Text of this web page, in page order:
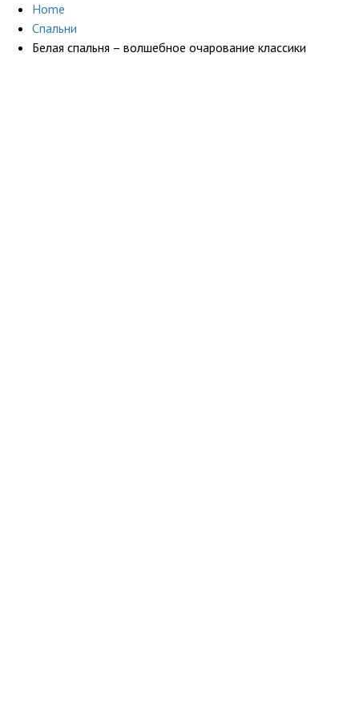
Home
Cпальни
Белая спальня – волшебное очарование классики